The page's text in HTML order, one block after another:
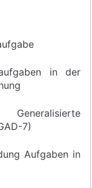
in der
7)
Aufgaben in